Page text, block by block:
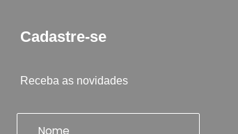
Cadastre-se
Receba as novidades